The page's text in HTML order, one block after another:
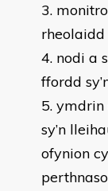
rheolaidd
nodi a
ffordd
ymdrin
sy’n
ofynion